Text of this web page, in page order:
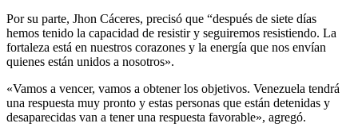
Por su parte, Jhon Cáceres, precisó que “después de siete días
hemos tenido la capacidad de resistir y seguiremos resistiendo. La
fortaleza está en nuestros corazones y la energía que nos envían
quienes están unidos a nosotros».
«Vamos a vencer, vamos a obtener los objetivos. Venezuela tendrá
una respuesta muy pronto y estas personas que están detenidas y
desaparecidas van a tener una respuesta favorable», agregó.